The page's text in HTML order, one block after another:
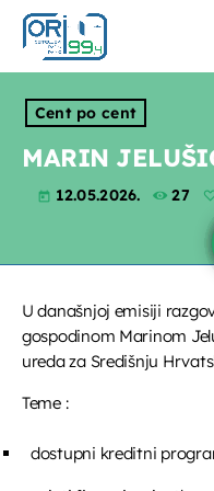
O NAMA
PROGRAM
PROPUSTILI STE
EMISIJE
Cent po cent
MARIN
today 12.05.2026. 27
U današnjoj emisiji
gospodinom Marinom
ureda za Središnju
Teme :
dostupni kreditni